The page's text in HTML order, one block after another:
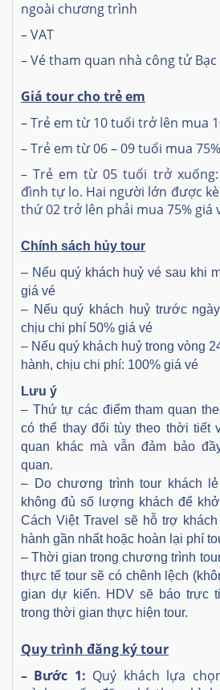
ngoài chương trình
– VAT
– Vé tham quan nhà công tử Bạc
Giá tour cho trẻ em
– Trẻ em từ 10 tuổi trở lên mua
– Trẻ em từ 06 – 09 tuổi mua
– Trẻ em từ 05 tuổi trở
đình tự lo. Hai người lớn được
thứ 02 trở lên phải mua 75% giá
Chính sách hủy tour
– Nếu quý khách huỷ vé sau khi
giá vé
– Nếu quý khách huỷ trước
chịu chi phí 50% giá vé
– Nếu quý khách huỷ trong vòng
hành, chịu chi phí: 100% giá vé
Lưu ý
– Thứ tự các điểm tham quan
có thể thay đổi tùy theo thời tiết
quan khác mà vẫn đảm bảo
quan.
– Do chương trình tour khách
không đủ số lượng khách để
Cách Việt Travel sẽ hỗ trợ
hành gần nhất hoặc hoàn lại phí
– Thời gian trong chương trình
thực tế tour sẽ có chênh lệch
gian dự kiến. HDV sẽ báo trực
trong thời gian thực hiện tour.
Quy trình đăng ký tour
– Bước 1: Quý khách lựa